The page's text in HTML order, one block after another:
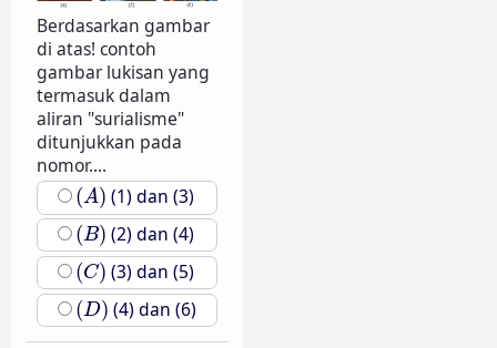
Berdasarkan gambar
di atas! contoh
gambar lukisan yang
termasuk dalam
aliran "surialisme"
ditunjukkan pada
nomor....
(A)
(A) (1) dan (3)
(B)
(B) (2) dan (4)
(C)
(C) (3) dan (5)
(D)
(D) (4) dan (6)